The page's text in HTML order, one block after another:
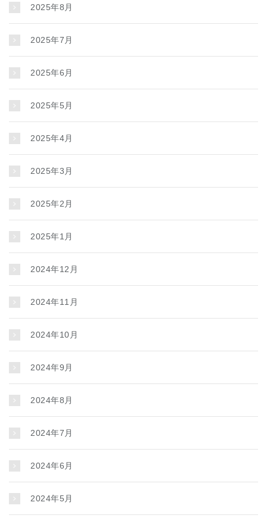
2025年8月
2025年7月
2025年6月
2025年5月
2025年4月
2025年3月
2025年2月
2025年1月
2024年12月
2024年11月
2024年10月
2024年9月
2024年8月
2024年7月
2024年6月
2024年5月